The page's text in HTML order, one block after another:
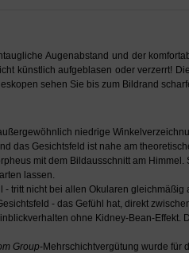
Augenabstand und der
künstlich aufgeblasen oder verzerrt!
sehen Sie bis zum Bildrand
niedrige
das Gesichtsfeld ist nahe am
mit dem Bildausschnitt am Himmel.
lassen.
tritt nicht bei allen Okularen gleichmäßig
- das Gefühl hat, direkt
ohne Kidney-Bean-Effekt.
Group-Mehrschichtvergütung wurde für